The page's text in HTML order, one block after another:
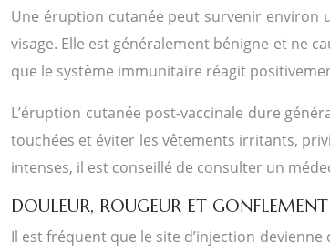
Une éruption cutanée peut survenir environ
visage. Elle est généralement bénigne et ne
que le système immunitaire réagit
L’éruption cutanée post-vaccinale dure
touchées et éviter les vêtements irritants,
intenses, il est conseillé de consulter un
DOULEUR, ROUGEUR ET
Il est fréquent que le site d’injection